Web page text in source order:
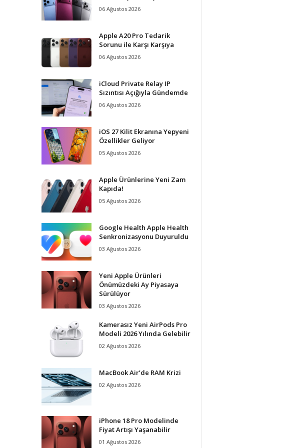
06 Ağustos 2026
Apple A20 Pro Tedarik
Sorunu ile Karşı Karşıya
06 Ağustos 2026
iCloud Private Relay IP
Sızıntısı Açığıyla Gündemde
06 Ağustos 2026
iOS 27 Kilit Ekranına Yepyeni
Özellikler Geliyor
05 Ağustos 2026
Apple Ürünlerine Yeni Zam
Kapıda!
05 Ağustos 2026
Google Health Apple Health
Senkronizasyonu Duyuruldu
03 Ağustos 2026
Yeni Apple Ürünleri
Önümüzdeki Ay Piyasaya
Sürülüyor
03 Ağustos 2026
Kamerasız Yeni AirPods Pro
Modeli 2026 Yılında Gelebilir
02 Ağustos 2026
MacBook Air’de RAM Krizi
02 Ağustos 2026
iPhone 18 Pro Modelinde
Fiyat Artışı Yaşanabilir
01 Ağustos 2026